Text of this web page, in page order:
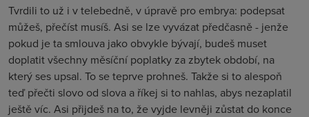
Tvrdili to už i v telebedně, v úpravě pro embrya: podepsat
můžeš, přečíst musíš. Asi se lze vyvázat předčasně - jenže
pokud je ta smlouva jako obvykle bývají, budeš muset
doplatit všechny měsíční poplatky za zbytek období, na
který ses upsal. To se teprve prohneš. Takže si to alespoň
teď přečti slovo od slova a říkej si to nahlas, abys nezaplatil
ještě víc. Asi přijdeš na to, že vyjde levněji zůstat do konce